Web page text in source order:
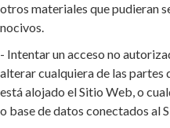
otros materiales que pudieran
nocivos.
- Intentar un acceso no
alterar cualquiera de las partes
está alojado el Sitio Web, o
o base de datos conectados al